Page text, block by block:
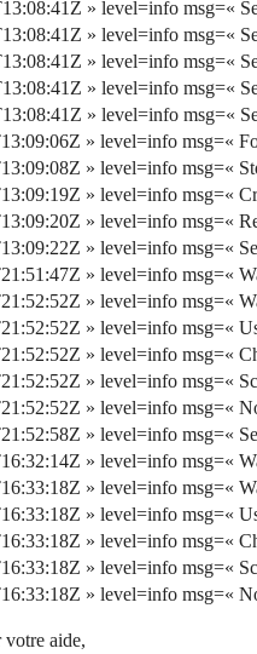
» level=info msg=«
» level=info msg=«
» level=info msg=«
» level=info msg=«
» level=info msg=«
» level=info msg=«
» level=info msg=«
» level=info msg=«
» level=info msg=«
» level=info msg=«
» level=info msg=«
» level=info msg=«
» level=info msg=«
» level=info msg=«
» level=info msg=«
» level=info msg=«
» level=info msg=«
» level=info msg=«
» level=info msg=«
» level=info msg=«
» level=info msg=«
» level=info msg=«
» level=info msg=«
votre aide,